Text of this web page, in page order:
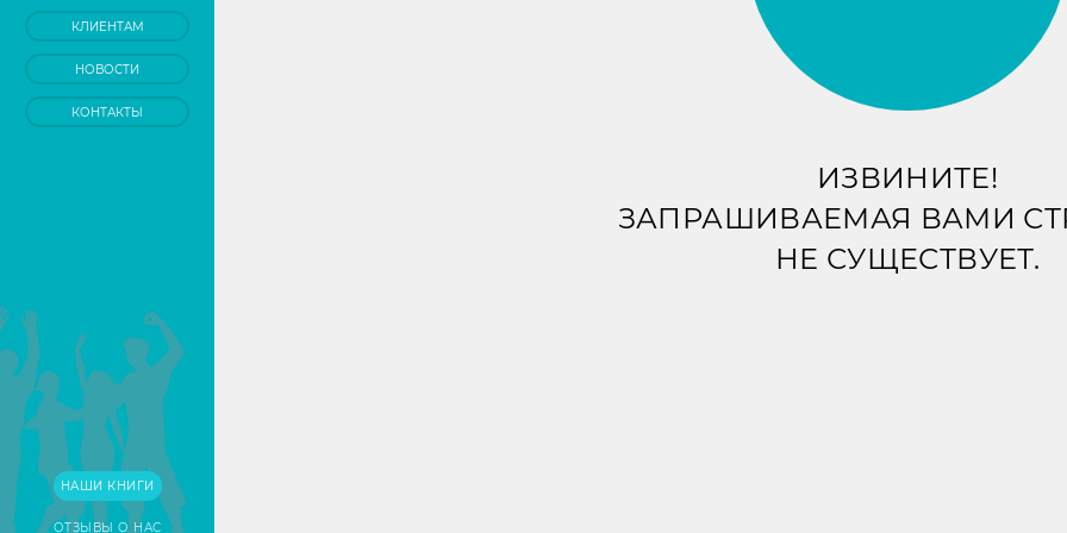
КЛИЕНТАМ
НОВОСТИ
КОНТАКТЫ
НАШИ КНИГИ
ОТЗЫВЫ О НАС
ИЗВИНИТЕ!
ЗАПРАШИВАЕМАЯ ВАМИ
НЕ СУЩЕСТВУЕТ.